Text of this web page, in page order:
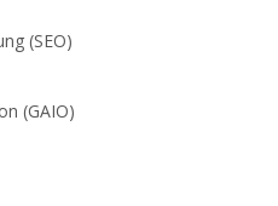
(SEO)
(GAIO)